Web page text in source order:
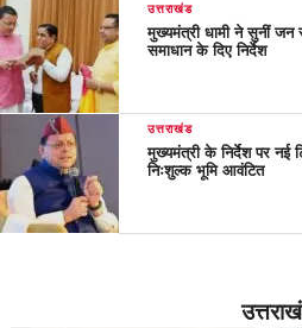
उत्तराखंड
मुख्यमंत्री धामी ने सुनीं जन
समाधान के दिए निर्देश
उत्तराखंड
मुख्यमंत्री के निर्देश पर नई
निःशुल्क भूमि आवंटित